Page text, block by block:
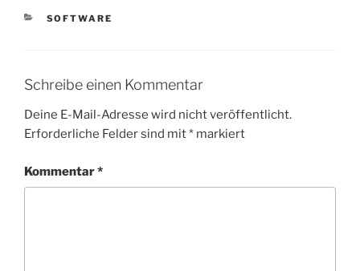
KATEGORIEN
SOFTWARE
Schreibe einen Kommentar
Deine E-Mail-Adresse wird nicht veröffentlicht.
Erforderliche Felder sind mit* markiert
Kommentar*